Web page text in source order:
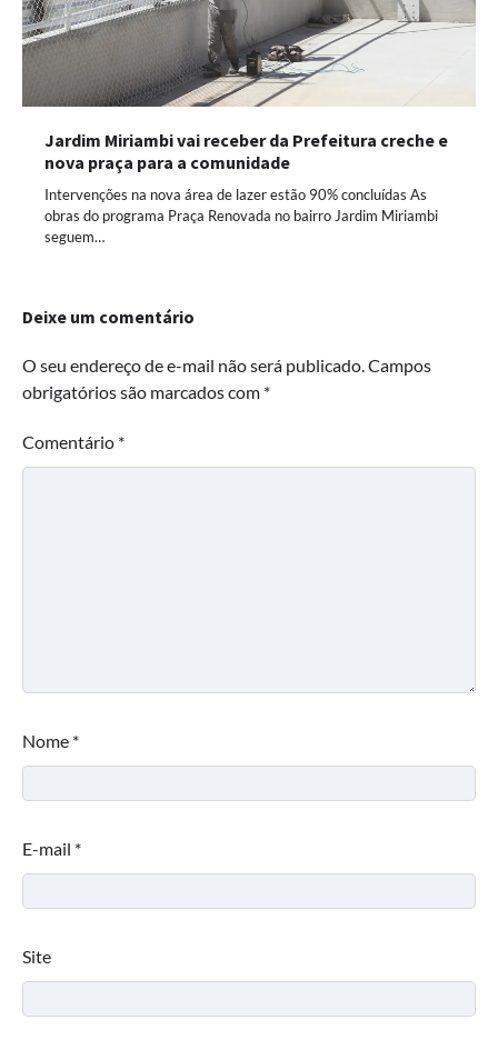
Jardim Miriambi vai receber da Prefeitura creche e
nova praça para a comunidade
Intervenções na nova área de lazer estão 90% concluídas As
obras do programa Praça Renovada no bairro Jardim Miriambi
seguem…
Deixe um comentário
O seu endereço de e-mail não será publicado.Campos
obrigatórios são marcados com *
Comentário *
Nome *
E-mail *
Site